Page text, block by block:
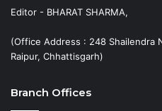
Editor - BHARAT SHARMA,
(Office Address : 248 Shailendra
Raipur, Chhattisgarh)
Branch Offices